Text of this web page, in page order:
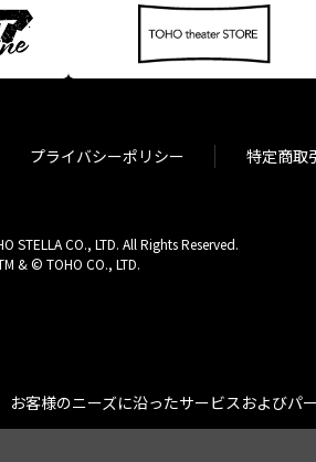
プライバシーポリシー 特定商取
STELLA CO., LTD. All Rights Reserved.
& © TOHO CO., LTD.
客様のニーズに沿ったサービスおよび